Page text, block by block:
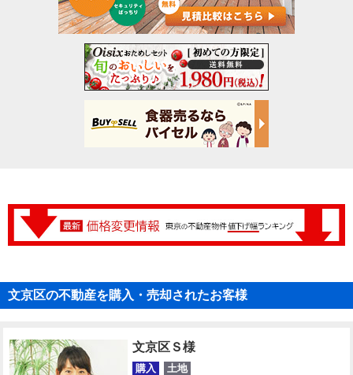
文京区の不動産を購入・売却されたお客様
文京区Ｓ様
購入 土地